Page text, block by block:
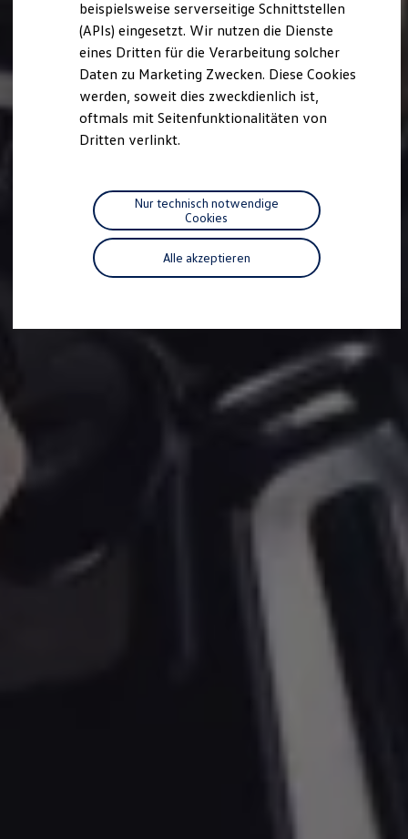
Inspektion und HU/AU
Reparaturen und Checks
Motorenöl und Flüssigkeiten
Räder und Reifen
Pannen- und Unfallhilfe
Economy Service
Volkswagen Teile
Zubehör
Modellspezifisches Zubehör
Individualisieren
Wallbox und Ladekabel
Digitale Extras
Dienste für Ihr Modell finden
Volkswagen Apps, Login und Shop
Handy und Fahrzeug verbinden
Vorgängermodelle
Volkswagen Kundenbetreuung
Warn- und Kontrollleuchten
Assistenzsysteme
Digitale Betriebsanleitung
Volkswagen Kundenbetreuung
beispielsweise serverseitige Schnittstellen
(APIs) eingesetzt. Wir nutzen die Dienste
eines Dritten für die Verarbeitung solcher
Daten zu Marketing Zwecken. Diese Cookies
werden, soweit dies zweckdienlich ist,
oftmals mit Seitenfunktionalitäten von
Dritten verlinkt.
Alle akzeptieren
Nur technisch notwendige
Cookies